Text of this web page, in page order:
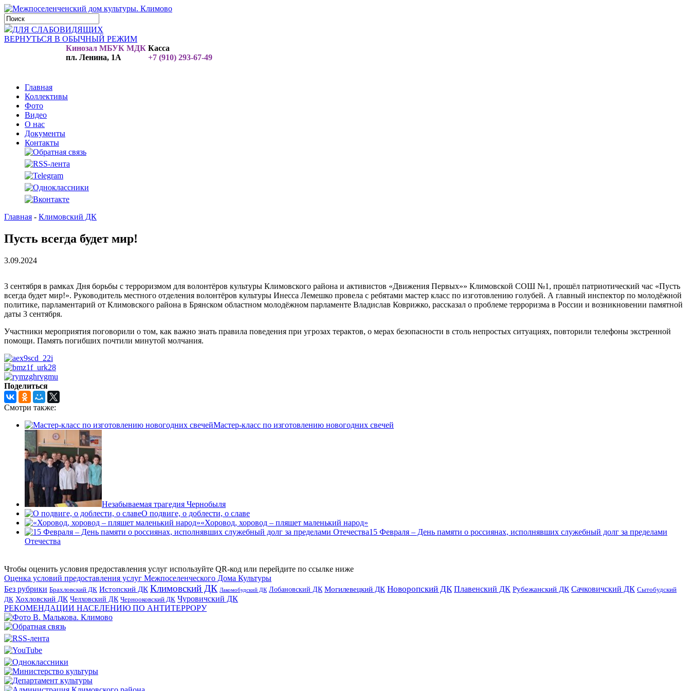
ДЛЯ СЛАБОВИДЯЩИХ
ВЕРНУТЬСЯ В ОБЫЧНЫЙ РЕЖИМ
Кинозал МБУК МДК
пл. Ленина, 1А
Касса
+7 (910) 293-67-49
Главная
Коллективы
Фото
Видео
О нас
Документы
Контакты
Главная - Климовский ДК
Пусть всегда будет мир!
3.09.2024
3 сентября в рамках Дня борьбы с терроризмом для волонтёров культуры Климовского района и активистов «Движения Первых»» Климовской СОШ №1, прошёл патриотический час «Пусть
всегда будет мир!». Руководитель местного отделения волонтёров культуры Инесса Лемешко провела с ребятами мастер класс по изготовлению голубей. А главный инспектор по молодёжной
политике, парламентарий от Климовского района в Брянском областном молодёжном парламенте Владислав Коврижко, рассказал о проблеме терроризма в России и возникновении памятной
даты 3 сентября.
Участники мероприятия поговорили о том, как важно знать правила поведения при угрозах терактов, о мерах безопасности в столь непростых ситуациях, повторили телефоны экстренной
помощи. Память погибших почтили минутой молчания.
Поделиться
Смотри также:
Мастер-класс по изготовлению новогодних свечей
Незабываемая трагедия Чернобыля
О подвиге, о доблести, о славе
«Хоровод, хоровод – пляшет маленький народ»
15 Февраля – День памяти о россиянах, исполнявших служебный долг за пределами
Отечества
Чтобы оценить условия предоставления услуг используйте QR-код или перейдите по ссылке ниже
Оценка условий предоставления услуг Межпоселенческого Дома Культуры
Без рубрики Брахловский ДК Истопский ДК Климовский ДК Лакомобудский ДК Лобановский ДК Могилевецкий ДК Новоропский ДК Плавенский ДК Рубежанский ДК Сачковичский ДК Сытобудский
ДК Хохловский ДК Челховский ДК Чернооковский ДК Чуровичский ДК
РЕКОМЕНДАЦИИ НАСЕЛЕНИЮ ПО АНТИТЕРРОРУ